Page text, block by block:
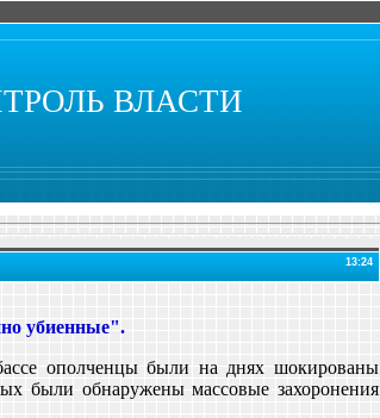
ВЛАСТИ
13:24
убиенные".
ополченцы были на днях шокированы
были обнаружены массовые захоронения